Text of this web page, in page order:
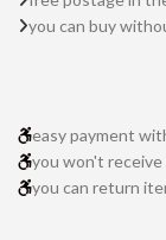
you can buy
easy payment
you won't
you can return